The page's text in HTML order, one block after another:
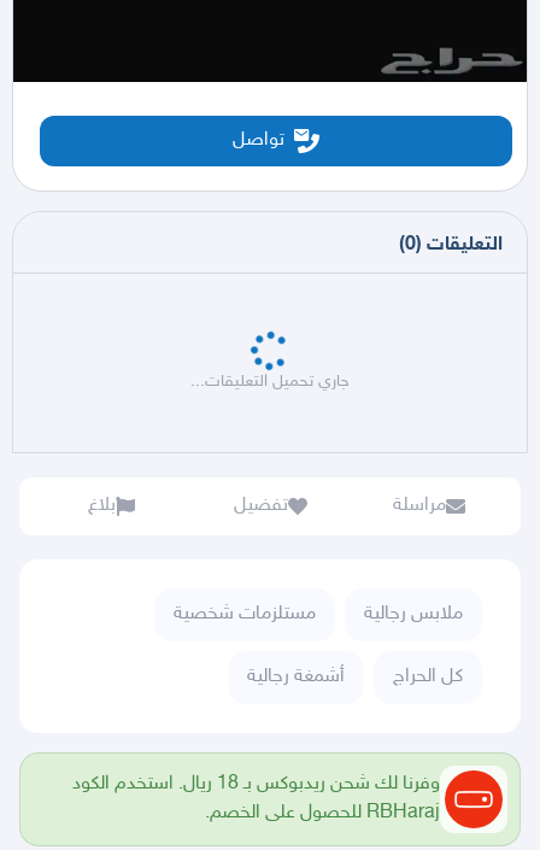
تواصل
التعليقات (
0
)
جاري تحميل التعليقات...
مراسلة تفضيل بلاغ
ملابس رجالية مستلزمات شخصية
كل الحراج أشمغة رجالية
وفرنا لك شحن ريدبوكس بـ 18 ريال. استخدم الكود
RBHaraj للحصول على الخصم.